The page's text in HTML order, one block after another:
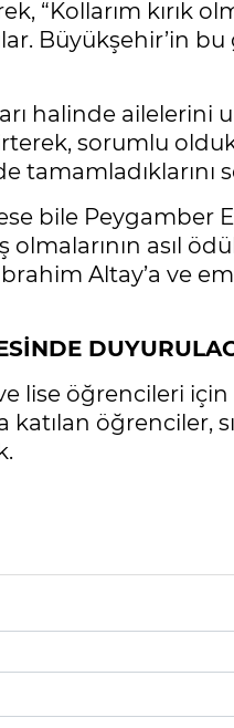
“Kollarım kırık
Büyükşehir’in
halinde ailelerini
sorumlu
tamamladıklarını
bile Peygamber
asıl
Altay’a ve
lise öğrencileri
katılan öğrenciler,